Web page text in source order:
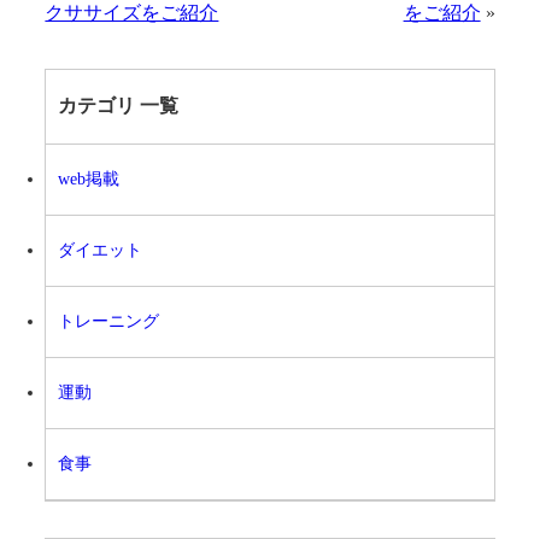
クササイズをご紹介
をご紹介 »
カテゴリ 一覧
web掲載
ダイエット
トレーニング
運動
食事